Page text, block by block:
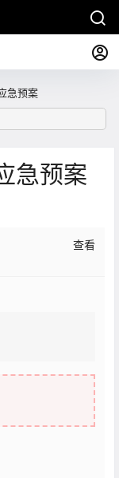
急预案
急预案
查看